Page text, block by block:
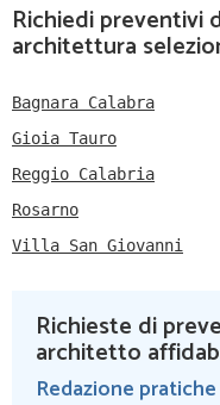
Richiedi preventivi
architettura
Bagnara Calabra
Gioia Tauro
Reggio Calabria
Rosarno
Villa San Giovanni
Richieste di
architetto
Redazione